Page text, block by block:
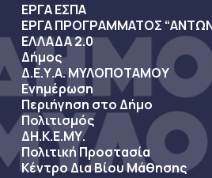
ΕΡΓΑ ΕΣΠΑ
ΕΡΓΑ ΠΡΟΓΡΑΜΜΑΤΟΣ
ΕΛΛΑΔΑ 2.0
Δήμος
Δ.Ε.Υ.Α. ΜΥΛΟΠΟΤΑΜΟΥ
Ενημέρωση
Περιήγηση στο Δήμο
Πολιτισμός
ΔΗ.Κ.Ε.ΜΥ.
Πολιτική Προστασία
Κέντρο Δια Βίου Μάθησης